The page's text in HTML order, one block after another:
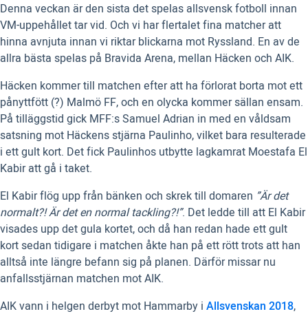
Denna veckan är den sista det spelas allsvensk fotboll innan
VM-uppehållet tar vid. Och vi har flertalet fina matcher att
hinna avnjuta innan vi riktar blickarna mot Ryssland. En av de
allra bästa spelas på Bravida Arena, mellan Häcken och AIK.
Häcken kommer till matchen efter att ha förlorat borta mot ett
pånyttfött (?) Malmö FF, och en olycka kommer sällan ensam.
På tilläggstid gick MFF:s Samuel Adrian in med en våldsam
satsning mot Häckens stjärna Paulinho, vilket bara resulterade
i ett gult kort. Det fick Paulinhos utbytte lagkamrat Moestafa El
Kabir att gå i taket.
El Kabir flög upp från bänken och skrek till domaren ”Är det
normalt?! Är det en normal tackling?!”. Det ledde till att El Kabir
visades upp det gula kortet, och då han redan hade ett gult
kort sedan tidigare i matchen åkte han på ett rött trots att han
alltså inte längre befann sig på planen. Därför missar nu
anfallsstjärnan matchen mot AIK.
AIK vann i helgen derbyt mot Hammarby i Allsvenskan 2018,